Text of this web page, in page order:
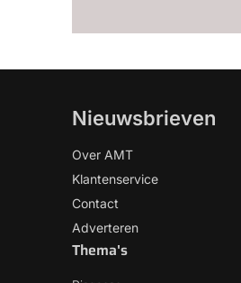
Nieuwsbrieven
Over AMT
Klantenservice
Contact
Adverteren
Thema's